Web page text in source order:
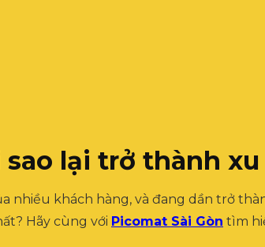
lại trở thành
nhiều khách hàng, và đang dần trở
Hãy cùng với Picomat Sài Gòn tìm